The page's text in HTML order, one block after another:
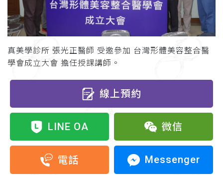
真美學診所 張光正醫師 受邀參加 台灣形體美容整合醫
學會成立大會 擔任授課講師。
線上預約
LINE OA 微信
電話 Messenger